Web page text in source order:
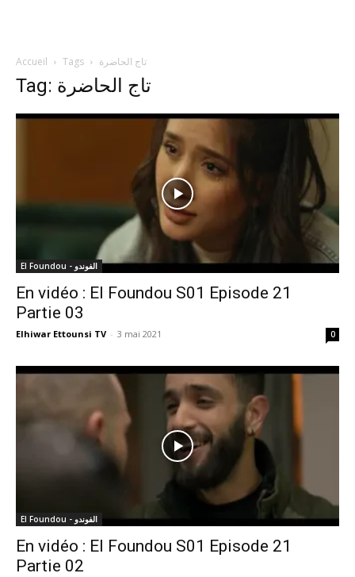
Accueil Tags تاج الحاضرة
Tag: تاج الحاضرة
El Foundou - الفوندو
En vidéo : El Foundou S01 Episode 21
Partie 03
Elhiwar Ettounsi TV - 3 mai 2021 0
El Foundou - الفوندو
En vidéo : El Foundou S01 Episode 21
Partie 02